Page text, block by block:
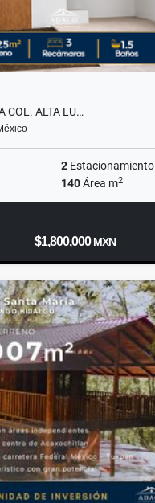
COL. ALTA LU…
2 Estacionamiento
140Área m2
$1,800,000MXN